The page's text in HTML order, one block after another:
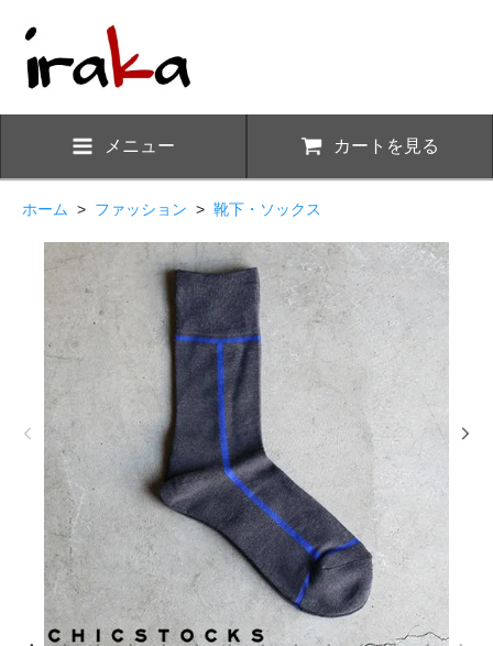
メニュー カートを見る
ホーム > ファッション > 靴下・ソックス